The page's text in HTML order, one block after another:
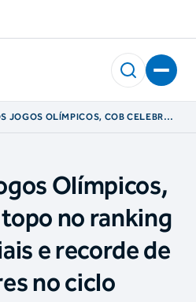
JOGOS OLÍMPICOS, COB CELEBRA
Olímpicos,
no ranking
e recorde de
no ciclo